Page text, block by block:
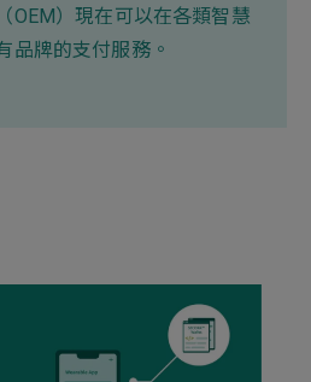
OEM）現在可以在各類智慧
品牌的支付服務。